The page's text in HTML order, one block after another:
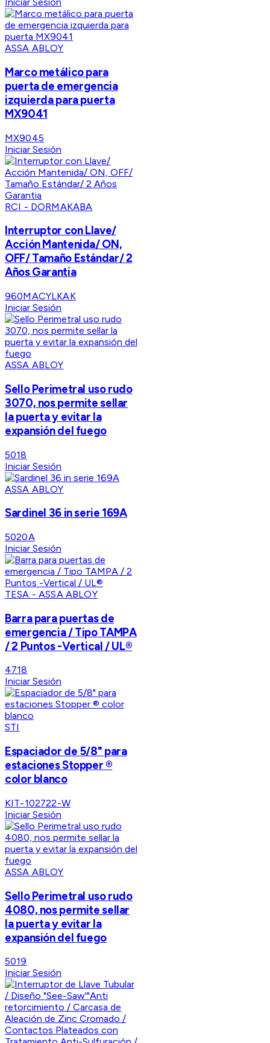
ASSA ABLOY
Marco metálico para
puerta de emergencia
izquierda para puerta
MX9041
MX9045
Iniciar Sesión
RCI - DORMAKABA
Interruptor con Llave/
Acción Mantenida/ ON,
OFF/ Tamaño Estándar/ 2
Años Garantia
960MACYLKAK
Iniciar Sesión
ASSA ABLOY
Sello Perimetral uso rudo
3070, nos permite sellar
la puerta y evitar la
expansión del fuego
5018
Iniciar Sesión
ASSA ABLOY
Sardinel 36 in serie 169A
5020A
Iniciar Sesión
TESA - ASSA ABLOY
Barra para puertas de
emergencia / Tipo TAMPA
/ 2 Puntos -Vertical / UL®
4718
Iniciar Sesión
STI
Espaciador de 5/8" para
estaciones Stopper ®
color blanco
KIT-102722-W
Iniciar Sesión
ASSA ABLOY
Sello Perimetral uso rudo
4080, nos permite sellar
la puerta y evitar la
expansión del fuego
5019
Iniciar Sesión